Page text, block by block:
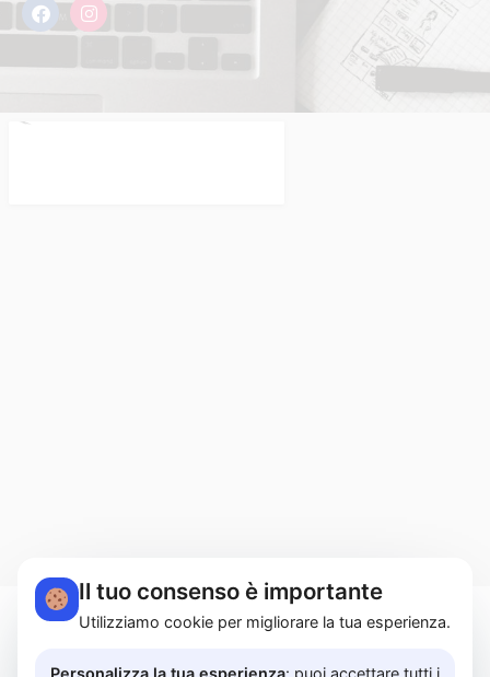
183A - 84129 Salerno | P.I. 05614850658 |
Il tuo consenso è importante
Utilizziamo cookie per migliorare la tua esperienza.